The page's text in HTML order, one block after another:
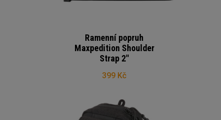
Ramenní popruh
Maxpedition Shoulder
Strap 2"
399 Kč